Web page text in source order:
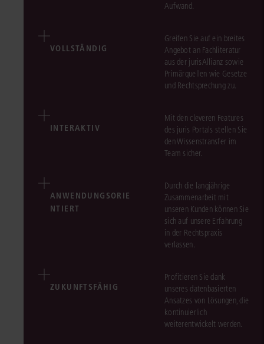
Aufwand.
VOLLSTÄNDIG
Greifen Sie auf ein breites
Angebot an Fachliteratur
aus der jurisAllianz sowie
Primärquellen wie Gesetze
und Rechtsprechung zu.
INTERAKTIV
Mit den cleveren Features
des juris Portals stellen Sie
den Wissenstransfer im
Team sicher.
ANWENDUNGSORIE
NTIERT
Durch die langjährige
Zusammenarbeit mit
unseren Kunden können Sie
sich auf unsere Erfahrung
in der Rechtspraxis
verlassen.
ZUKUNFTSFÄHIG
Profitieren Sie dank
unseres datenbasierten
Ansatzes von Lösungen, die
kontinuierlich
weiterentwickelt werden.